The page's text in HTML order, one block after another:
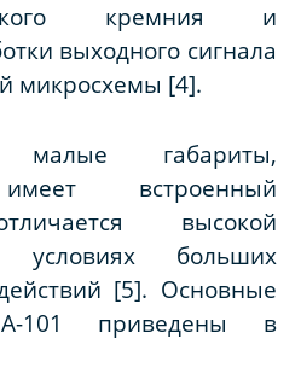
кремния и
выходного сигнала
микросхемы [4].
габариты,
встроенный
высокой
больших
[5]. Основные
А-101 приведены в